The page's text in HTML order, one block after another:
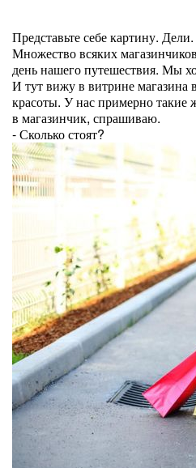
Представьте себе картину.
Множество всяких
день нашего путешествия. Мы
И тут вижу в витрине магазина
красоты. У нас примерно такие
в магазинчик, спрашиваю.
- Сколько стоят?